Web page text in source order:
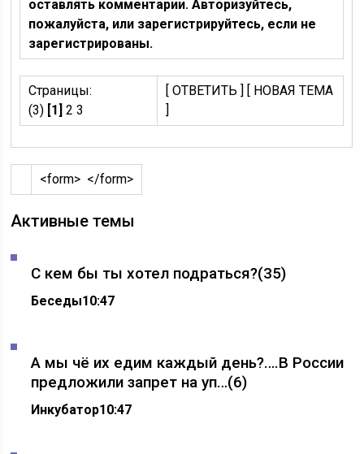
оставлять комментарии. Авторизуйтесь,
пожалуйста, или зарегистрируйтесь, если не
зарегистрированы.
Страницы:
(3) [1] 2 3
[ ОТВЕТИТЬ ] [ НОВАЯ ТЕМА
]
<form> </form>
Активные темы
С кем бы ты хотел подраться?(35)
Беседы10:47
А мы чё их едим каждый день?….В России
предложили запрет на уп…(6)
Инкубатор10:47